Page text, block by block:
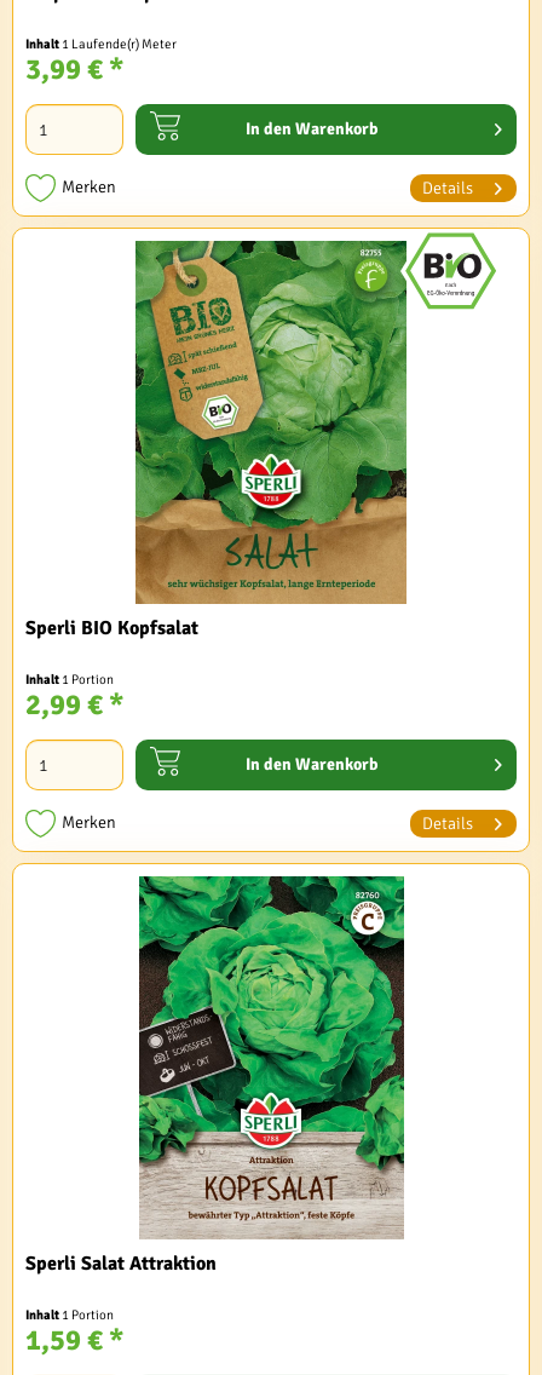
Inhalt 1 Laufende(r) Meter
3,99 € *
In den Warenkorb
Merken Details
Sperli BIO Kopfsalat
Inhalt 1 Portion
2,99 € *
In den Warenkorb
Merken Details
Sperli Salat Attraktion
Inhalt 1 Portion
1,59 € *